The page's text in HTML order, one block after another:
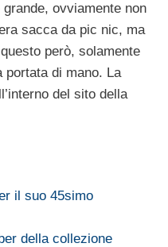
ovviamente non
sacca da pic nic, ma
però, solamente
portata di mano. La
del sito della
il suo 45simo
della collezione